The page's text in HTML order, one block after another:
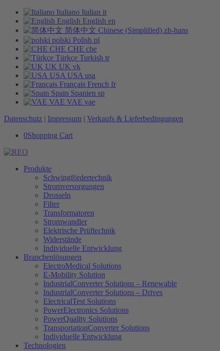
Italiano Italian it
English English en
简体中文 Chinese (Simplified) zh-hans
polski Polish pl
CHE CHE che
Türkçe Turkish tr
UK UK vk
USA USA usa
Français French fr
Spain Spanien sp
VAE VAE vae
Datenschutz | Impressum | Verkaufs & Lieferbedingungen
0Shopping Cart
Produkte
Schwingfördertechnik
Stromversorgungen
Drosseln
Filter
Transformatoren
Stromwandler
Elektrische Prüftechnik
Widerstände
Individuelle Entwicklung
Branchenlösungen
ElectroMedical Solutions
E-Mobility Solution
IndustrialConverter Solutions – Renewable
IndustrialConverter Solutions – Drives
ElectricalTest Solutions
PowerElectronics Solutions
PowerQuality Solutions
TransportationConverter Solutions
Individuelle Entwicklung
Technologien